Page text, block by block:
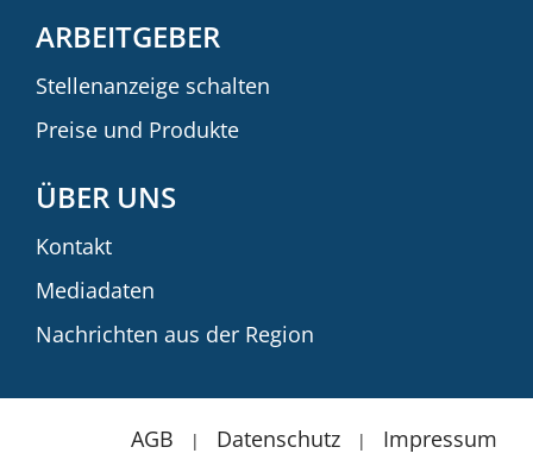
ARBEITGEBER
Stellenanzeige schalten
Preise und Produkte
ÜBER UNS
Kontakt
Mediadaten
Nachrichten aus der Region
AGB | Datenschutz | Impressum